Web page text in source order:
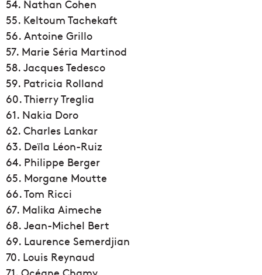
54. Nathan Cohen
55. Keltoum Tachekaft
56. Antoine Grillo
57. Marie Séria Martinod
58. Jacques Tedesco
59. Patricia Rolland
60. Thierry Treglia
61. Nakia Doro
62. Charles Lankar
63. Deïla Léon-Ruiz
64. Philippe Berger
65. Morgane Moutte
66. Tom Ricci
67. Malika Aimeche
68. Jean-Michel Bert
69. Laurence Semerdjian
70. Louis Reynaud